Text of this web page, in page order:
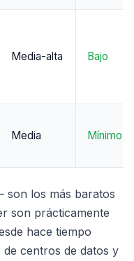
Media-alta Bajo
Media Mínimo
son los más baratos
son prácticamente
hace tiempo
de centros de datos y